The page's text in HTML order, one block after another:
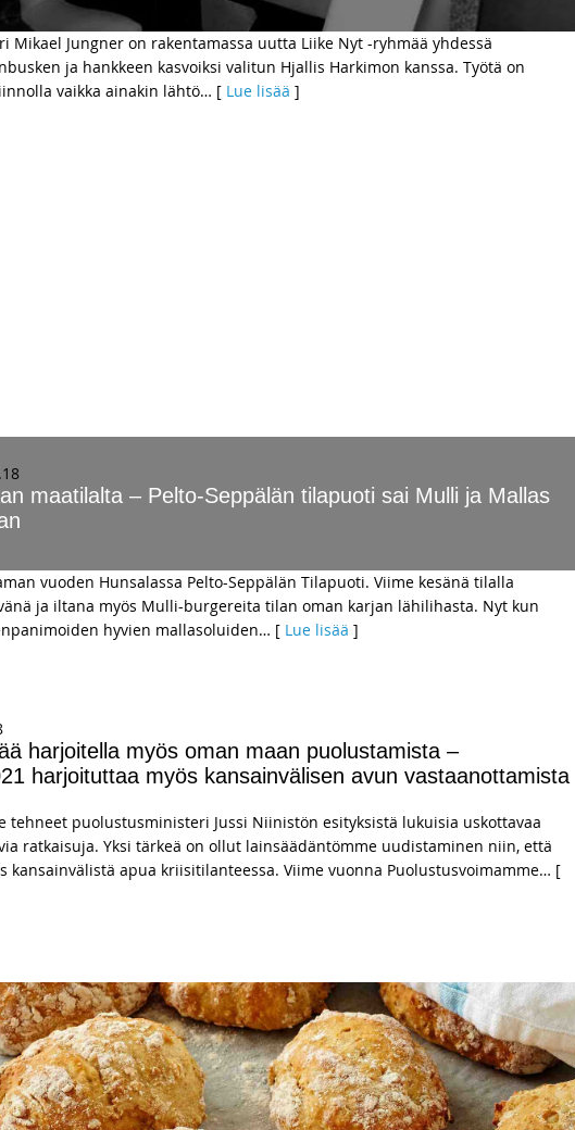
Mikael Jungner on rakentamassa uutta Liike Nyt -ryhmää yhdessä
ja hankkeen kasvoiksi valitun Hjallis Harkimon kanssa. Työtä on
vaikka ainakin lähtö… [ Lue lisää ]
maatilalta – Pelto-Seppälän tilapuoti sai Mulli ja Mallas
vuoden Hunsalassa Pelto-Seppälän Tilapuoti. Viime kesänä tilalla
ja iltana myös Mulli-burgereita tilan oman karjan lähilihasta. Nyt kun
hyvien mallasoluiden… [ Lue lisää ]
harjoitella myös oman maan puolustamista –
harjoituttaa myös kansainvälisen avun vastaanottamista
tehneet puolustusministeri Jussi Niinistön esityksistä lukuisia uskottavaa
ratkaisuja. Yksi tärkeä on ollut lainsäädäntömme uudistaminen niin, että
kansainvälistä apua kriisitilanteessa. Viime vuonna Puolustusvoimamme… [